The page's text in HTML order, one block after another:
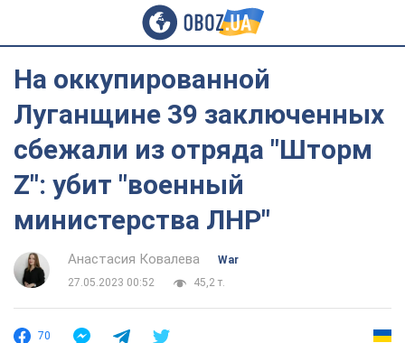
На оккупированной
Луганщине 39 заключенных
сбежали из отряда "Шторм
Z": убит "военный
министерства ЛНР"
Анастасия Ковалева
War
27.05.2023 00:52
45,2 т.
70